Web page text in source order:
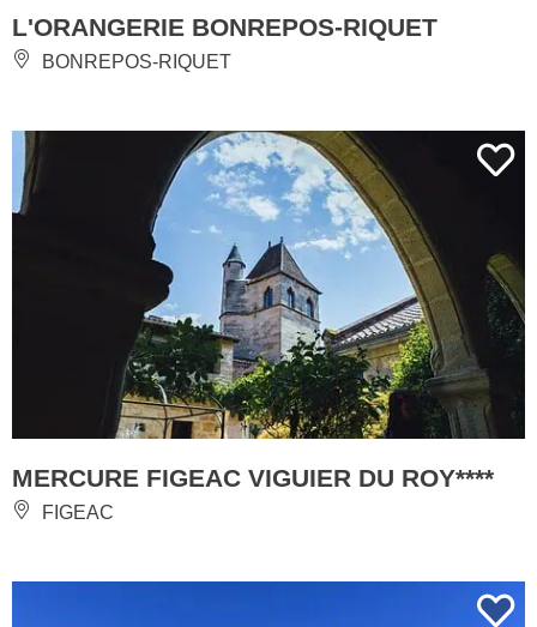
L'ORANGERIE BONREPOS-RIQUET
BONREPOS-RIQUET
MERCURE FIGEAC VIGUIER DU ROY****
FIGEAC